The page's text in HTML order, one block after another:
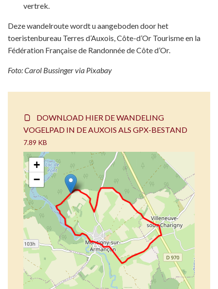
vertrek.
Deze wandelroute wordt u aangeboden door het
toeristenbureau Terres d’Auxois, Côte-d’Or Tourisme en la
Fédération Française de Randonnée de Côte d’Or.
Foto: Carol Bussinger via Pixabay
DOWNLOAD HIER DE WANDELING
VOGELPAD IN DE AUXOIS ALS GPX-BESTAND
7.89 KB
+
−